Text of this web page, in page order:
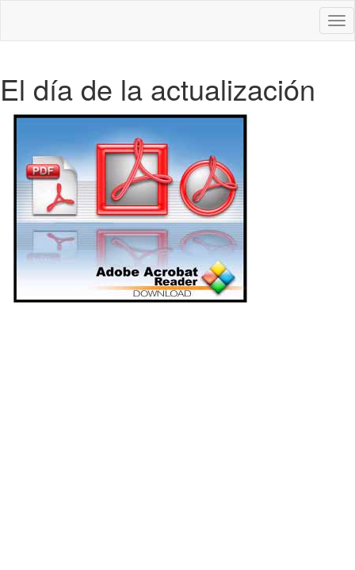
El día de la actualización